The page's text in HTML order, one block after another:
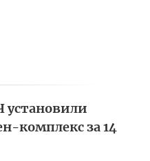
установили
комплекс за 14